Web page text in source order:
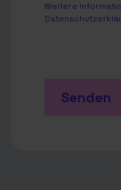
Weitere
Senden